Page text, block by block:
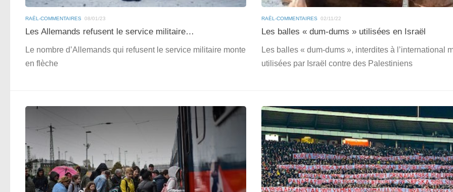
RAËL-COMMENTAIRES 08/01/23
Les Allemands refusent le service militaire…
Le nombre d’Allemands qui refusent le service militaire monte
en flèche
RAËL-COMMENTAIRES 02/11/22
Les balles « dum-dums » utilisées en Israël
Les balles « dum-dums », interdites à l’international
utilisées par Israël contre des Palestiniens